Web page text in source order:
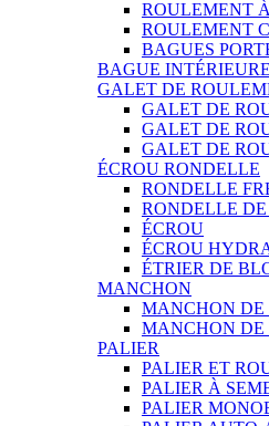
ROULEMENT
ROULEMENT
BAGUES
BAGUE INTÉRIEURE
GALET DE
GALET DE
GALET DE
GALET DE
ÉCROU RONDELLE
RONDELLE
RONDELLE
ÉCROU
ÉCROU
ÉTRIER DE
MANCHON
MANCHON DE
MANCHON DE
PALIER
PALIER ET
PALIER À
PALIER